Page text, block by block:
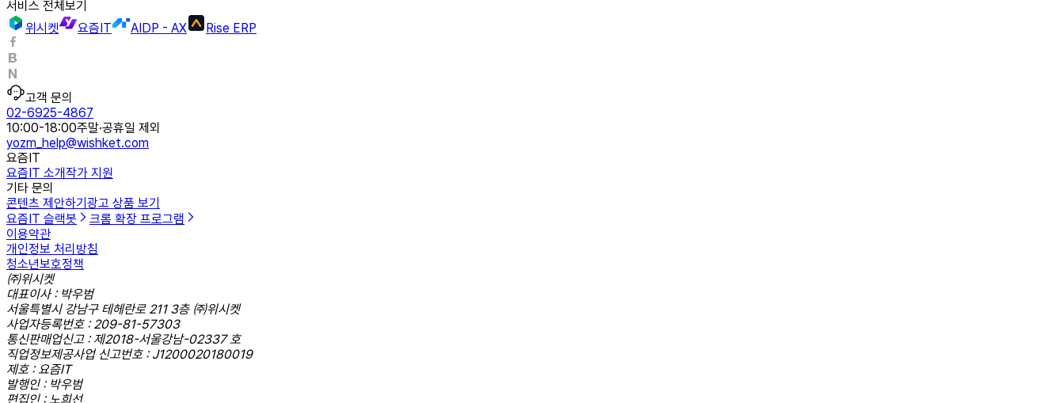
서비스 전체보기
위시켓
요즘IT AIDP - AX Rise ERP
고객 문의
02-6925-4867
10:00-18:00주말·공휴일 제외
yozm_help@wishket.com
요즘IT
요즘IT 소개작가 지원
기타 문의
콘텐츠 제안하기 광고 상품 보기
요즘IT 슬랙봇
크롬 확장 프로그램
이용약관
개인정보 처리방침
청소년보호정책
㈜위시켓
대표이사 : 박우범
서울특별시 강남구 테헤란로 211 3층 ㈜위시켓
사업자등록번호 : 209-81-57303
통신판매업신고 : 제2018-서울강남-02337 호
직업정보제공사업 신고번호 : J1200020180019
제호 : 요즘IT
발행인 : 박우범
편집인 : 노희선